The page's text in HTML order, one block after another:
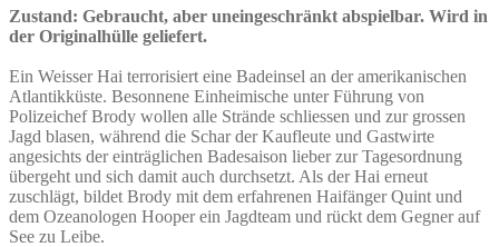
Zustand: Gebraucht, aber uneingeschränkt abspielbar. Wird in
der Originalhülle geliefert.
Ein Weisser Hai terrorisiert eine Badeinsel an der amerikanischen
Atlantikküste. Besonnene Einheimische unter Führung von
Polizeichef Brody wollen alle Strände schliessen und zur grossen
Jagd blasen, während die Schar der Kaufleute und Gastwirte
angesichts der einträglichen Badesaison lieber zur Tagesordnung
übergeht und sich damit auch durchsetzt. Als der Hai erneut
zuschlägt, bildet Brody mit dem erfahrenen Haifänger Quint und
dem Ozeanologen Hooper ein Jagdteam und rückt dem Gegner auf
See zu Leibe.